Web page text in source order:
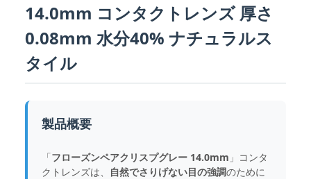
14.0mm コンタクトレンズ 厚さ
0.08mm 水分40% ナチュラルス
タイル
製品概要
「フローズンペアクリスプグレー 14.0mm 」コンタ
クトレンズは、
自然でさりげない目の強調のために